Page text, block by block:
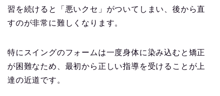
習を続けると「悪いクセ」がついてしまい、後から直
すのが非常に難しくなります。
特にスイングのフォームは一度身体に染み込むと矯正
が困難なため、最初から正しい指導を受けることが上
達の近道です。